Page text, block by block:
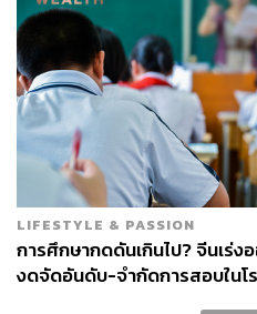
LIFESTYLE & PASSION
การศึกษากดดันเกินไป? จีนเร่ง
งดจัดอันดับ-จำกัดการสอบในโ